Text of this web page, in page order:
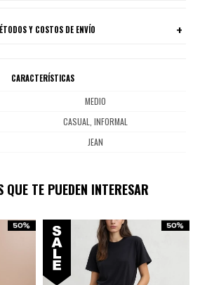
Y COSTOS DE ENVÍO
CARACTERÍSTICAS
MEDIO
CASUAL, INFORMAL
JEAN
QUE TE PUEDEN INTERESAR